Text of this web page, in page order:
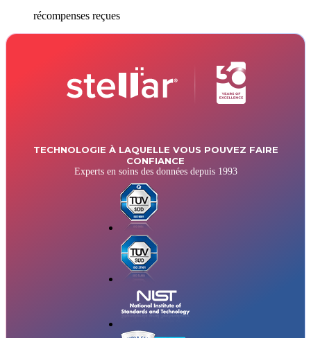
récompenses reçues
TECHNOLOGIE À LAQUELLE VOUS POUVEZ FAIRE
CONFIANCE
Experts en soins des données depuis 1993